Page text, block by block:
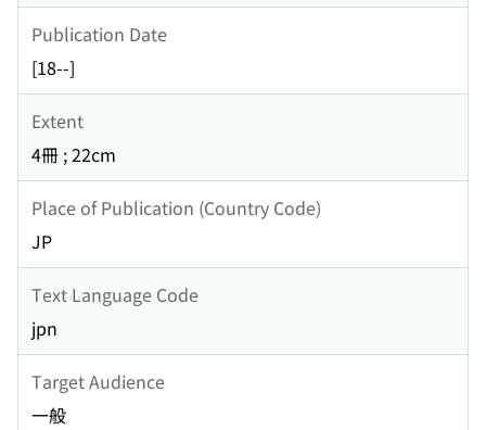
Publication Date
[18--]
Extent
4冊 ; 22cm
Place of Publication (Country Code)
JP
Text Language Code
jpn
Target Audience
一般